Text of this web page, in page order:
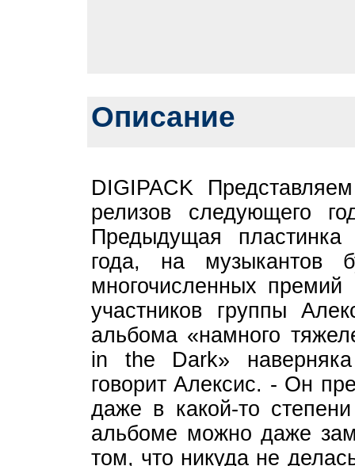
Описание
DIGIPACK
релизов следующего
Предыдущая
года, на музыкантов
многочисленных
участников группы
альбома «намного
in the Dark»
говорит Алексис. - Он
даже в какой-то
альбоме можно даже
том, что никуда не